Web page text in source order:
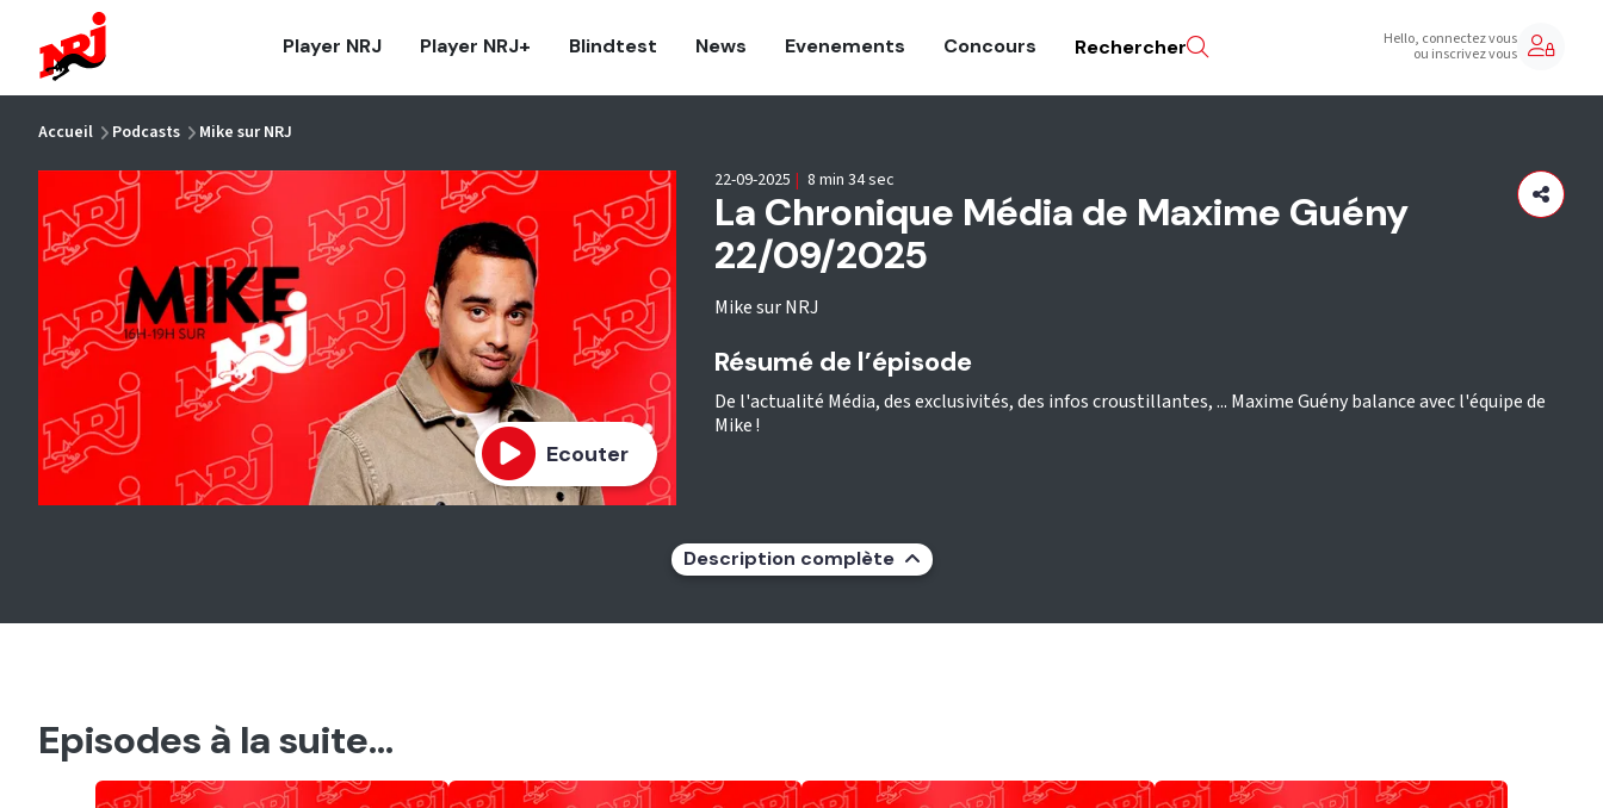
Player NRJ Player NRJ+ Blindtest News Evenements Concours Rechercher Hello, connectez vous
ou inscrivez vous
Accueil Podcasts Mike sur NRJ
Ecouter
La Chronique Média de Maxime Guény
22/09/2025
Mike sur NRJ
22-09-2025 | 8 min 34 sec
Résumé de l’épisode
De l'actualité Média, des exclusivités, des infos croustillantes, ... Maxime Guény balance avec l'équipe de
Mike !
Description complète
Episodes à la suite...